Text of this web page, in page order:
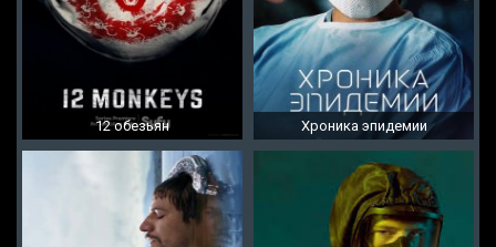
12 обезьян Хроника эпидемии